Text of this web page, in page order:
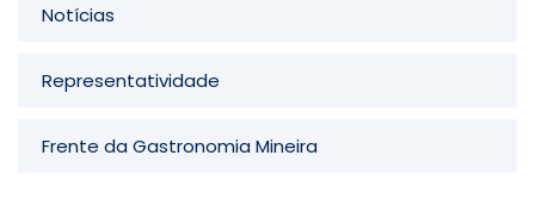
Notícias
Representatividade
Frente da Gastronomia Mineira